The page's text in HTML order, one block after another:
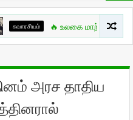
🔥 உலகை மாற்றிய போர்க்கலை
அரச தாதிய